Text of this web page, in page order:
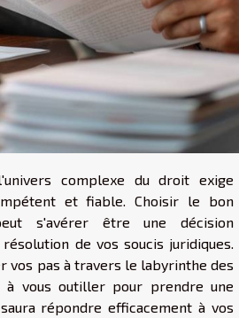
complexe du droit exige
et fiable. Choisir le bon
s'avérer être une décision
de vos soucis juridiques.
vos pas à travers le labyrinthe des
à vous outiller pour prendre une
répondre efficacement à vos